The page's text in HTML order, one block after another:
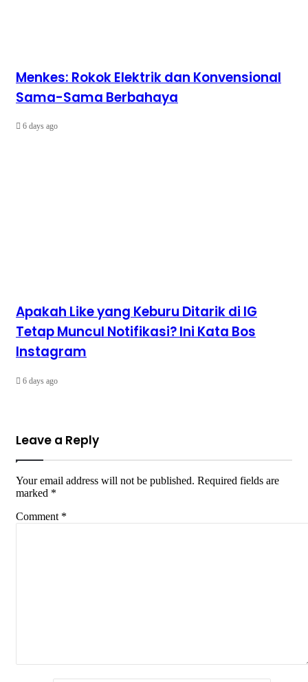
Menkes: Rokok Elektrik dan Konvensional
Sama-Sama Berbahaya
6 days ago
Apakah Like yang Keburu Ditarik di IG
Tetap Muncul Notifikasi? Ini Kata Bos
Instagram
6 days ago
Leave a Reply
Your email address will not be published. Required fields are
marked *
Comment *